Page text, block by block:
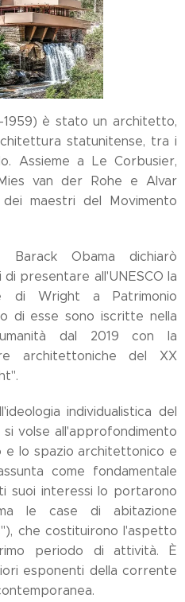
è stato un architetto,
statunitense, tra i
Assieme a Le Corbusier,
van der Rohe e Alvar
maestri del Movimento
Obama dichiarò
presentare all'UNESCO la
di Wright a Patrimonio
di esse sono iscritte nella
dal 2019 con la
architettoniche del XX
individualistica del
volse all'approfondimento
lo spazio architettonico e
come fondamentale
suoi interessi lo portarono
le case di abitazione
che costituirono l'aspetto
periodo di attività. È
esponenti della corrente